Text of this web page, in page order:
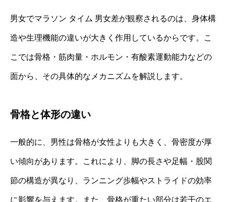
男女でマラソン タイム 男女差が観察されるのは、身体構
造や生理機能の違いが大きく作用しているからです。こ
こでは骨格・筋肉量・ホルモン・有酸素運動能力などの
面から、その具体的なメカニズムを解説します。
骨格と体形の違い
一般的に、男性は骨格が女性よりも大きく、骨密度が厚
い傾向があります。これにより、脚の長さや足幅・股関
節の構造が異なり、ランニング歩幅やストライドの効率
に影響を与えます。また、骨格が重たい部分は若干のエ